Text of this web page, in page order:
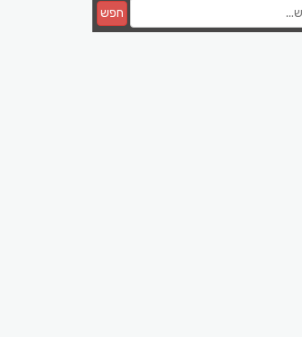
חפש